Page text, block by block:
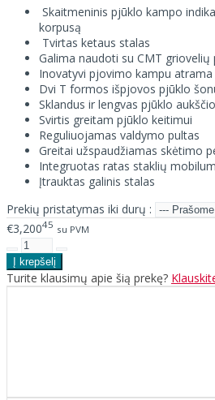
Skaitmeninis pjūklo kampo
korpusą
Tvirtas ketaus stalas
Galima naudoti su CMT griovelių
Inovatyvi pjovimo kampu atrama
Dvi T formos išpjovos pjūklo
Sklandus ir lengvas pjūklo
Svirtis greitam pjūklo keitimui
Reguliuojamas valdymo pultas
Greitai užspaudžiamas skėtimo
Integruotas ratas staklių
Įtrauktas galinis stalas
Prekių pristatymas iki durų :
€3,20045 su PVM
Turite klausimų apie šią prekę?